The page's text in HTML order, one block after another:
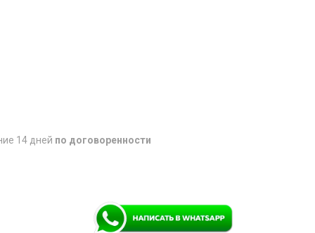
14 дней по договоренности